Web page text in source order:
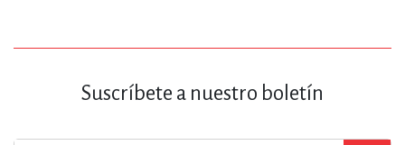
Suscríbete a nuestro boletín